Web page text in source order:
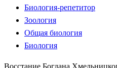
Биология-репетитор
Зоология
Общая биология
Биология